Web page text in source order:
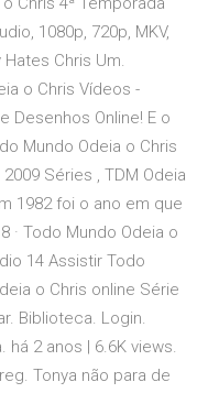
1080p, 720p, MKV,
Chris Um.
o Chris Vídeos -
Desenhos Online! E o
Mundo Odeia o Chris
Séries , TDM Odeia
1982 foi o ano em que
· Todo Mundo Odeia o
14 Assistir Todo
o Chris online Série
Biblioteca. Login.
há 2 anos | 6.6K views.
Tonya não para de